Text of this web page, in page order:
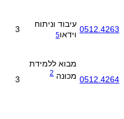
0512.4263
עיבוד וניתוח
וידאו5
3
0512.4264
מבוא ללמידת
מכונה 2
3